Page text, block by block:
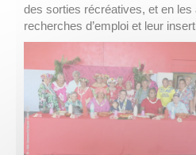
des sorties récréatives, et en
recherches d’emploi et leur